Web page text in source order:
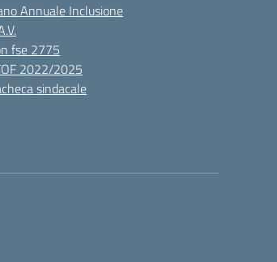
Annuale Inclusione
fse 2775
2022/2025
sindacale